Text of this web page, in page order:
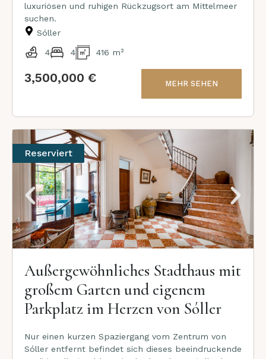
luxuriösen und ruhigen Rückzugsort am Mittelmeer
suchen.
Sóller
4 4 416 m²
3,500,000 € MEHR SEHEN
Reserviert
Außergewöhnliches Stadthaus mit
großem Garten und eigenem
Parkplatz im Herzen von Sóller
Nur einen kurzen Spaziergang vom Zentrum von
Sóller entfernt befindet sich dieses beeindruckende